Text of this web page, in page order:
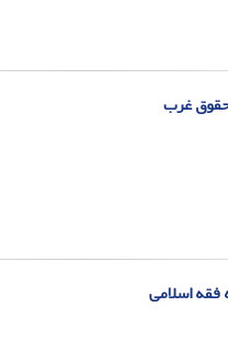
غرب
اسلامی